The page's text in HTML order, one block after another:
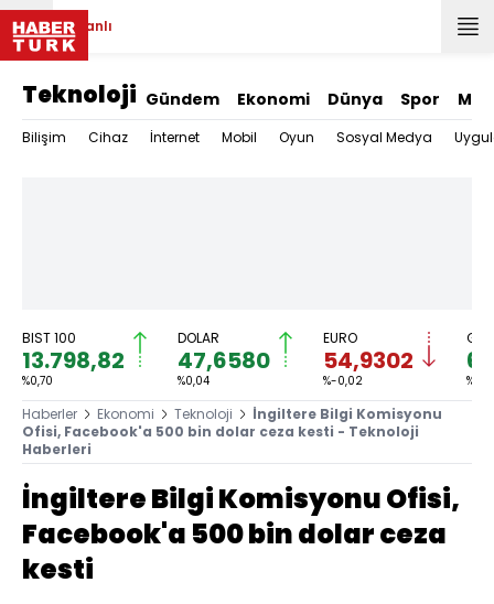
Canlı
Teknoloji Gündem Ekonomi Dünya Spor
Bilişim Cihaz İnternet Mobil Oyun Sosyal Medya
BIST 100
13.798,82
%0,70
DOLAR
47,6580
%0,04
EURO
54,9302
%-0,02
Haberler Ekonomi Teknoloji
İngiltere Bilgi Komisyonu
Ofisi, Facebook'a 500 bin dolar ceza kesti - Teknoloji
Haberleri
İngiltere Bilgi Komisyonu Ofisi,
Facebook'a 500 bin dolar ceza
kesti